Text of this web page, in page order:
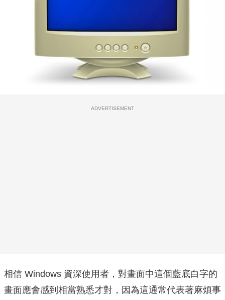
ADVERTISEMENT
相信 Windows 資深使用者，對畫面中這個藍底白字的
畫面應會感到相當熟悉才對，因為這通常代表著麻煩事